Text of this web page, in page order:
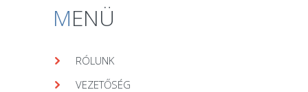
MENÜ
RÓLUNK
VEZETŐSÉG